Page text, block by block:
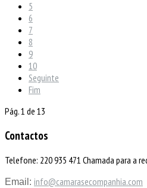
5
6
7
8
9
10
Seguinte
Fim
Pág. 1 de 13
Contactos
Telefone: 220 935 471 Chamada para a
Email: info@camarasecompanhia.com